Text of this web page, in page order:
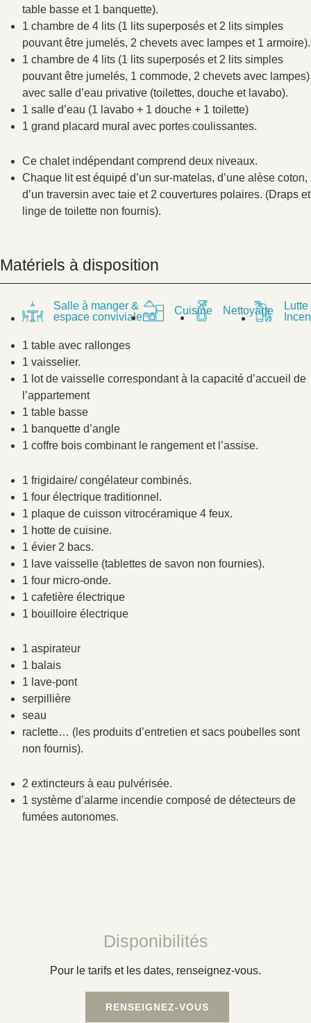
table basse et 1 banquette).
1 chambre de 4 lits (1 lits superposés et 2 lits simples
pouvant être jumelés, 2 chevets avec lampes et 1 armoire).
1 chambre de 4 lits (1 lits superposés et 2 lits simples
pouvant être jumelés, 1 commode, 2 chevets avec lampes)
avec salle d’eau privative (toilettes, douche et lavabo).
1 salle d’eau (1 lavabo + 1 douche + 1 toilette)
1 grand placard mural avec portes coulissantes.
Ce chalet indépendant comprend deux niveaux.
Chaque lit est équipé d’un sur-matelas, d’une alèse coton,
d’un traversin avec taie et 2 couvertures polaires. (Draps et
linge de toilette non fournis).
Matériels à disposition
Salle à manger &
espace conviviale
Cuisine Nettoyage
Lutte
1 table avec rallonges
1 vaisselier.
1 lot de vaisselle correspondant à la capacité d’accueil de
l’appartement
1 table basse
1 banquette d’angle
1 coffre bois combinant le rangement et l’assise.
1 frigidaire/ congélateur combinés.
1 four électrique traditionnel.
1 plaque de cuisson vitrocéramique 4 feux.
1 hotte de cuisine.
1 évier 2 bacs.
1 lave vaisselle (tablettes de savon non fournies).
1 four micro-onde.
1 cafetière électrique
1 bouilloire électrique
1 aspirateur
1 balais
1 lave-pont
serpillière
seau
raclette… (les produits d’entretien et sacs poubelles sont
non fournis).
2 extincteurs à eau pulvérisée.
1 système d’alarme incendie composé de détecteurs de
fumées autonomes.
Disponibilités
Pour le tarifs et les dates, renseignez-vous.